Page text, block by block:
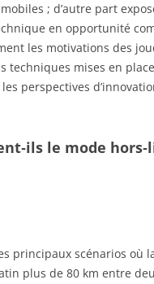
; d’autre part
en opportunité
les motivations des
mises en
perspectives
le mode
principaux scénarios où
plus de 80 km entre